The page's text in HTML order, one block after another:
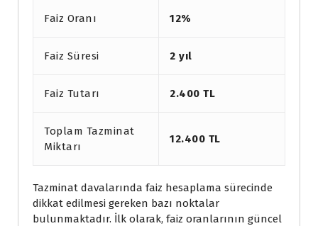
Faiz Oranı 12%
Faiz Süresi 2 yıl
Faiz Tutarı 2.400 TL
Toplam Tazminat
Miktarı
12.400 TL
Tazminat davalarında faiz hesaplama sürecinde
dikkat edilmesi gereken bazı noktalar
bulunmaktadır. İlk olarak, faiz oranlarının güncel